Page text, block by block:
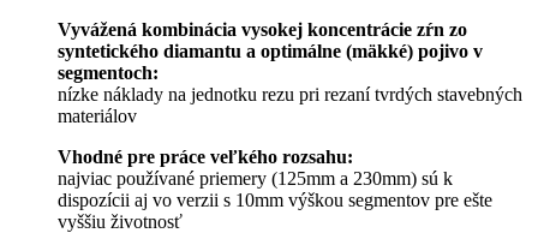
Vyvážená kombinácia vysokej koncentrácie zŕn zo
syntetického diamantu a optimálne (mäkké) pojivo v
segmentoch:
nízke náklady na jednotku rezu pri rezaní tvrdých stavebných
materiálov
Vhodné pre práce veľkého rozsahu:
najviac používané priemery (125mm a 230mm) sú k
dispozícii aj vo verzii s 10mm výškou segmentov pre ešte
vyššiu životnosť